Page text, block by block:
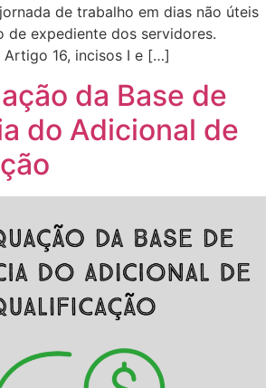
de trabalho em dias não úteis
de expediente dos servidores.
Artigo 16, incisos I e […]
da Base de
do Adicional de